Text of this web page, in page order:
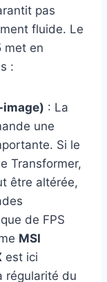
pas
fluide. Le
met en
:
image) : La
une
Si le
Transformer,
être altérée,
de FPS
MSI
est ici
régularité du